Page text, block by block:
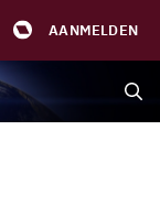
AANMELDEN